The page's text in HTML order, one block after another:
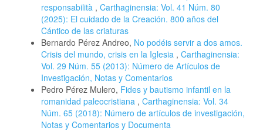
responsabilità , Carthaginensia: Vol. 41 Núm. 80
(2025): El cuidado de la Creación. 800 años del
Cántico de las criaturas
Bernardo Pérez Andreo, No podéis servir a dos amos.
Crisis del mundo, crisis en la Iglesia , Carthaginensia:
Vol. 29 Núm. 55 (2013): Número de Artículos de
Investigación, Notas y Comentarios
Pedro Pérez Mulero, Fides y bautismo infantil en la
romanidad paleocristiana , Carthaginensia: Vol. 34
Núm. 65 (2018): Número de artículos de investigación,
Notas y Comentarios y Documenta